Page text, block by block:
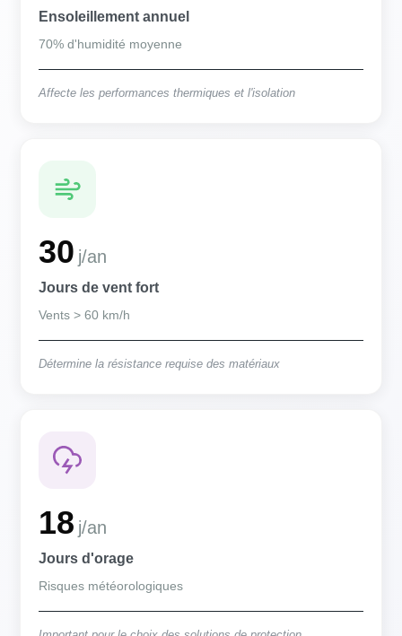
Ensoleillement annuel
70% d'humidité moyenne
Affecte les performances thermiques et l'isolation
30 j/an
Jours de vent fort
Vents > 60 km/h
Détermine la résistance requise des matériaux
18 j/an
Jours d'orage
Risques météorologiques